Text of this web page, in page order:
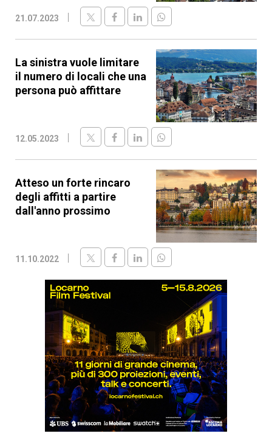
21.07.2023
La sinistra vuole limitare
il numero di locali che una
persona può affittare
12.05.2023
Atteso un forte rincaro
degli affitti a partire
dall'anno prossimo
11.10.2022